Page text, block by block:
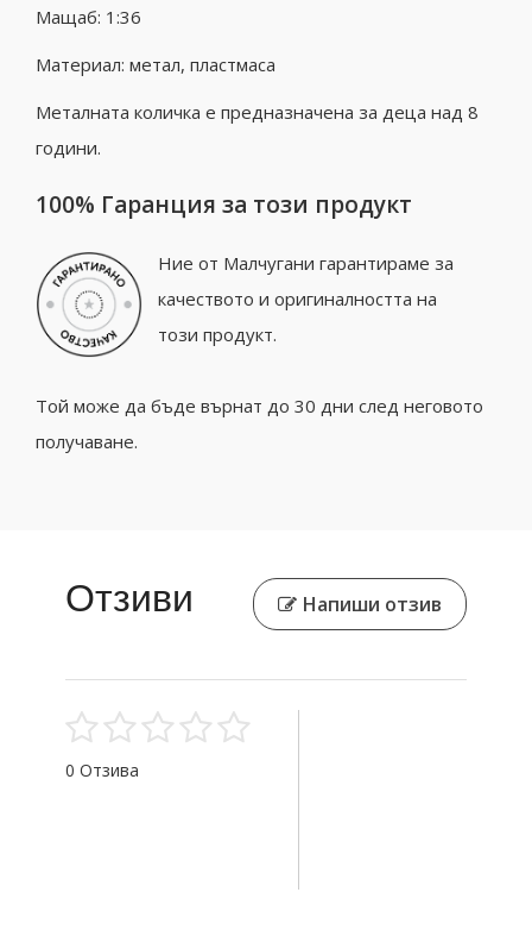
Мащаб: 1:36
Материал: метал, пластмаса
Металната количка е предназначена за деца над 8
години.
100% Гаранция за този продукт
Ние от Малчугани гарантираме за
качеството и оригиналността на
този продукт.
Той може да бъде върнат до 30 дни след неговото
получаване.
Отзиви Напиши отзив
0 Отзива